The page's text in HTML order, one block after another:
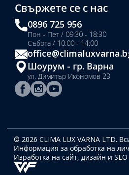
Свържете се с нас
0896 725 956
Пон - Пет / 09:30 - 18:30
Събота / 10:00 - 14:00
Шоурум - гр. Варна
ул. Димитър Икономов 23
© 2026 CLIMA LUX VARNA LTD.
Информация за обработка на
Изработка на сайт, дизайн и